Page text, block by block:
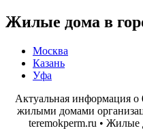
Жилые дома в
Москва
Казань
Уфа
Актуальная информация о
жилыми домами
teremokperm.ru •